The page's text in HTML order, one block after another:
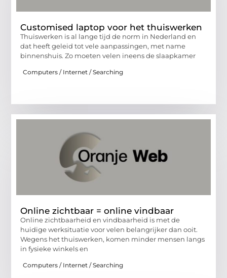
Customised laptop voor het thuiswerken
Thuiswerken is al lange tijd de norm in Nederland en
dat heeft geleid tot vele aanpassingen, met name
binnenshuis. Zo moeten velen ineens de slaapkamer
Computers / Internet / Searching
Online zichtbaar = online vindbaar
Online zichtbaarheid en vindbaarheid is met de
huidige werksituatie voor velen belangrijker dan ooit.
Wegens het thuiswerken, komen minder mensen langs
in fysieke winkels en
Computers / Internet / Searching